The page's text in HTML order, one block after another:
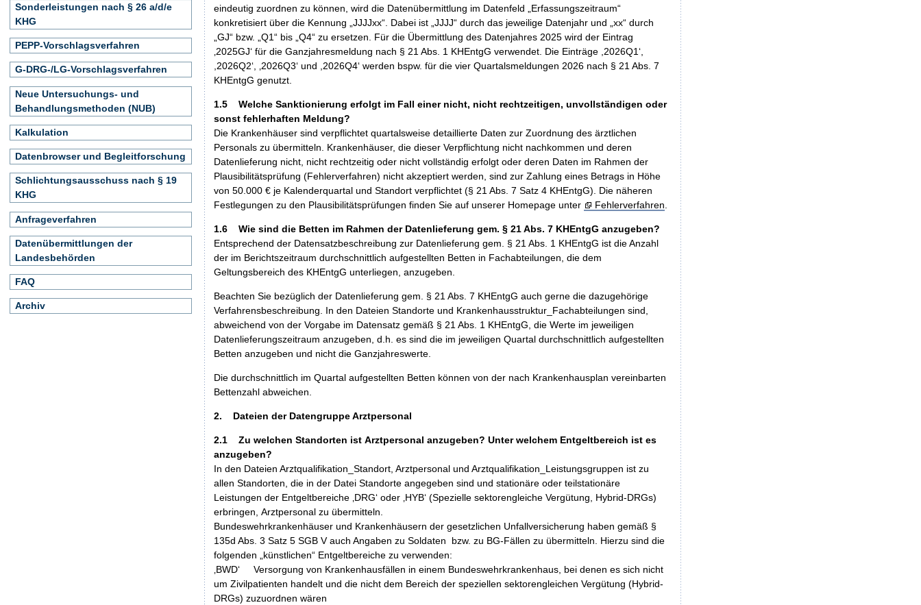
eindeutig zuordnen zu können, wird die Datenübermittlung im Datenfeld „Erfassungszeitraum“
konkretisiert über die Kennung „JJJJxx“. Dabei ist „JJJJ“ durch das jeweilige Datenjahr und „xx“ durch
„GJ“ bzw. „Q1“ bis „Q4“ zu ersetzen. Für die Übermittlung des Datenjahres 2025 wird der Eintrag
‚2025GJ‘ für die Ganzjahresmeldung nach § 21 Abs. 1 KHEntgG verwendet. Die Einträge ,2026Q1‘,
,2026Q2‘, ‚2026Q3‘ und ,2026Q4‘ werden bspw. für die vier Quartalsmeldungen 2026 nach § 21 Abs. 7
KHEntgG genutzt.
1.5 Welche Sanktionierung erfolgt im Fall einer nicht, nicht rechtzeitigen, unvollständigen oder
sonst fehlerhaften Meldung?
Die Krankenhäuser sind verpflichtet quartalsweise detaillierte Daten zur Zuordnung des ärztlichen
Personals zu übermitteln. Krankenhäuser, die dieser Verpflichtung nicht nachkommen und deren
Datenlieferung nicht, nicht rechtzeitig oder nicht vollständig erfolgt oder deren Daten im Rahmen der
Plausibilitätsprüfung (Fehlerverfahren) nicht akzeptiert werden, sind zur Zahlung eines Betrags in Höhe
von 50.000 € je Kalenderquartal und Standort verpflichtet (§ 21 Abs. 7 Satz 4 KHEntgG). Die näheren
Festlegungen zu den Plausibilitätsprüfungen finden Sie auf unserer Homepage unter
Fehlerverfahren
1.6 Wie sind die Betten im Rahmen der Datenlieferung gem. § 21 Abs. 7 KHEntgG anzugeben?
Entsprechend der Datensatzbeschreibung zur Datenlieferung gem. § 21 Abs. 1 KHEntgG ist die Anzahl
der im Berichtszeitraum durchschnittlich aufgestellten Betten in Fachabteilungen, die dem
Geltungsbereich des KHEntgG unterliegen, anzugeben.
Beachten Sie bezüglich der Datenlieferung gem. § 21 Abs. 7 KHEntgG auch gerne die dazugehörige
Verfahrensbeschreibung. In den Dateien Standorte und Krankenhausstruktur_Fachabteilungen sind,
abweichend von der Vorgabe im Datensatz gemäß § 21 Abs. 1 KHEntgG, die Werte im jeweiligen
Datenlieferungszeitraum anzugeben, d.h. es sind die im jeweiligen Quartal durchschnittlich aufgestellten
Betten anzugeben und nicht die Ganzjahreswerte.
Die durchschnittlich im Quartal aufgestellten Betten können von der nach Krankenhausplan vereinbarten
Bettenzahl abweichen.
2. Dateien der Datengruppe Arztpersonal
2.1 Zu welchen Standorten ist Arztpersonal anzugeben? Unter welchem Entgeltbereich ist es
anzugeben?
In den Dateien Arztqualifikation_Standort, Arztpersonal und Arztqualifikation_Leistungsgruppen ist zu
allen Standorten, die in der Datei Standorte angegeben sind und stationäre oder teilstationäre
Leistungen der Entgeltbereiche ‚DRG‘ oder ‚HYB‘ (Spezielle sektorengleiche Vergütung, Hybrid-DRGs)
erbringen, Arztpersonal zu übermitteln.
Bundeswehrkrankenhäuser und Krankenhäusern der gesetzlichen Unfallversicherung haben gemäß §
135d Abs. 3 Satz 5 SGB V auch Angaben zu Soldaten bzw. zu BG-Fällen zu übermitteln. Hierzu sind die
folgenden „künstlichen“ Entgeltbereiche zu verwenden:
‚BWD‘ Versorgung von Krankenhausfällen in einem Bundeswehrkrankenhaus, bei denen es sich nicht
um Zivilpatienten handelt und die nicht dem Bereich der speziellen sektorengleichen Vergütung (Hybrid-
DRGs) zuzuordnen wären
Sonderleistungen nach § 26 a/d/e
KHG
PEPP-Vorschlagsverfahren
G-DRG-/LG-Vorschlagsverfahren
Neue Untersuchungs- und
Behandlungsmethoden (NUB)
Kalkulation
Datenbrowser und Begleitforschung
Schlichtungsausschuss nach § 19
KHG
Anfrageverfahren
Datenübermittlungen der
Landesbehörden
FAQ
Archiv